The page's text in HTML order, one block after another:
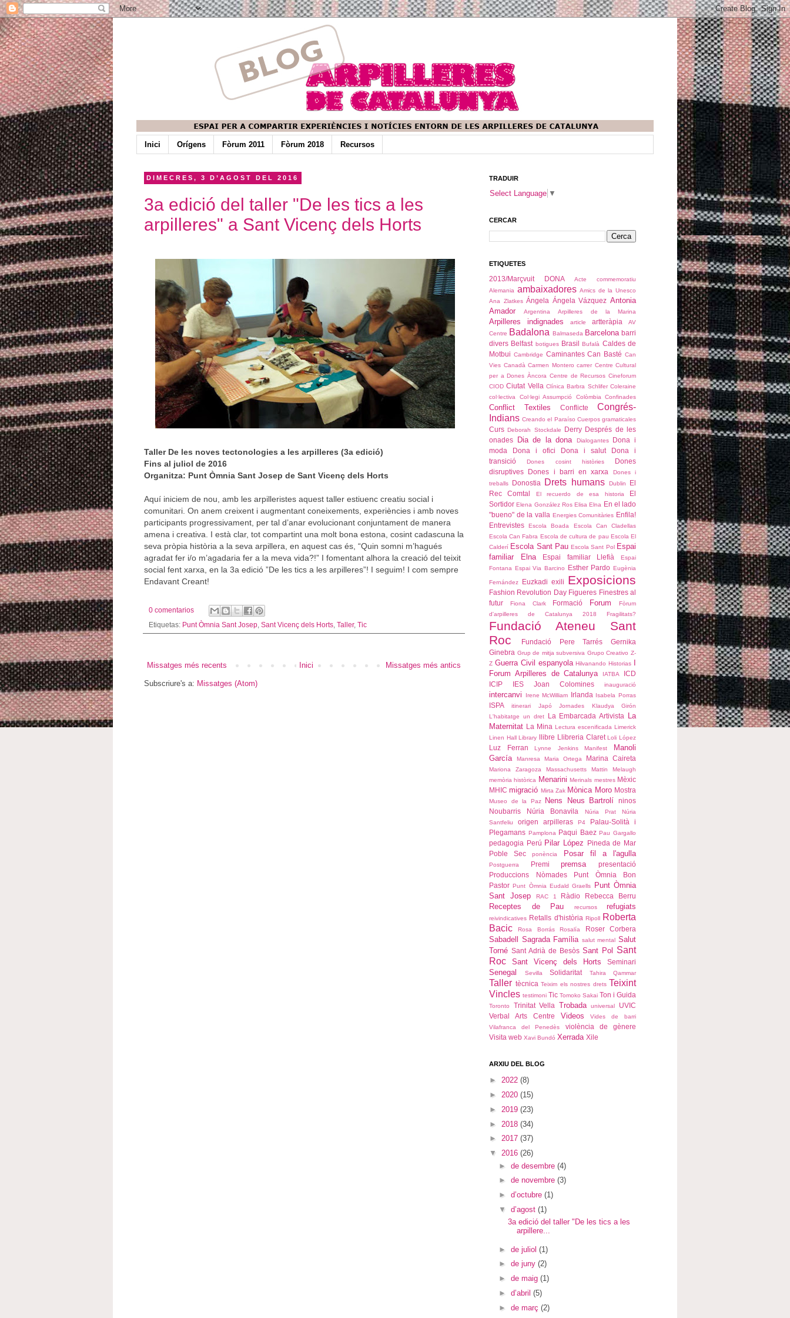
Inici Orígens Fòrum 2011 Fòrum 2018 Recursos
DIMECRES, 3 D’AGOST DEL 2016
3a edició del taller "De les tics a les
arpilleres" a Sant Vicenç dels Horts
Taller De les noves tectonologies a les arpilleres (3a edició)
Fins al juliol de 2016
Organitza: Punt Òmnia Sant Josep de Sant Vicenç dels Horts
Aquí iniciem de nou, amb les arpilleristes aquest taller estiuenc creatiu social i
comunitari. On anem creixent i augmentant coneixements, experiències i amb noves
participants progressivament, per tal d’anar evolucionant conjuntament de manera
amena i creativa. I està clar, tot compartint una molt bona estona, cosint cadascuna la
seva pròpia història a la seva arpillera, en aquest cas és, “Quin somni m’hagués
agradat fer i/o m’agadaria fer a la meva vida?!” I fomentant alhora la creació del teixit
social fent xarxa, en la 3a edició ”De les tics a les arpilleres”! I seguim! I com sempre
Endavant Creant!
0 comentarios
Etiquetas: Punt Òmnia Sant Josep Sant Vicenç dels Horts Taller, Tic
Missatges més recents Missatges més antics
Inici
Subscriure's a: Missatges (Atom)
TRADUIR
Select Language ▼
CERCAR
ETIQUETES
2013/Marçvuit DONA
Acte commemoratiu
Alemania ambaixadores Amics de la Unesco
Ana Zlatkes Ángela Ángela Vázquez Antonia
Amador
Argentina Arpilleres de la Marina
Arpilleres indignades article artteràpia
AV
Centre Badalona Balmaseda Barcelona barri
divers Belfast botigues Brasil Bufalà Caldes de
Motbui Cambridge Caminantes Can Basté Can
Vies Canadà Carmen Montero carrer Centre Cultural
per a Dones Àncora Centre de Recursos Cineforum
CIOD Ciutat Vella Clínica Barbra Schlifer Coleraine
col·lectiva
Col·legi Assumpció Colòmbia Confinades
Conflict Textiles Conflicte
Congrés-
Indians Creando el Paraíso Cuerpos gramaticales
Curs Deborah Stockdale Derry Després de les
onades
Dia de la dona Dialogantes
Dona i
moda
Dona i ofici Dona i salut
Dona i
transició
Dones cosint històries
Dones
disruptives
Dones i barri en xarxa
Dones i
treballs
Donostia Drets humans Dublin
El
Rec Comtal
El recuerdo de esa historia
El
Sortidor Elena González Ros Elisa Elna
En el lado
"bueno" de la valla Energies Comunitàries Enfila!
Entrevistes
Escola Boada
Escola Can Cladellas
Escola Can Fabra Escola de cultura de pau Escola El
Calderí Escola Sant Pau Escola Sant Pol Espai
familiar Elna
Espai familiar Llefià
Espai
Fontana Espai Via Barcino Esther Pardo Eugènia
Fernández Euzkadi exili Exposicions
Fashion Revolution Day Figueres Finestres al
futur
Fiona Clark Formació Forum
Fòrum
d'arpilleres de Catalunya 2018
Fragilitats?
Fundació Ateneu Sant
Roc
Fundació Pere Tarrés
Gernika
Ginebra Grup de mitja subversiva Grupo Creativo Z-
Z Guerra Civil espanyola Hilvanando Historias
Forum Arpilleres de Catalunya
IATBA
ICD
ICIP
IES Joan Colomines inauguració
intercanvi Irene McWilliam Irlanda Isabela Porras
ISPA itinerari Japó Jornades
Klaudya Girón
L'habitatge un dret
La Embarcada Artivista
La
Maternitat
La Mina Lectura escenificada Limerick
Linen Hall Library
llibre Llibreria Claret Loli López
Luz Ferran Lynne Jenkins Manifest
Manoli
García
Manresa Maria Ortega Marina Caireta
Mariona Zaragoza Massachusetts
Mattin Melaugh
memòria històrica
Menarini Merinals mestres Mèxic
MHIC migració Mirta Zak Mònica Moro Mostra
Museo de la Paz Nens Neus Bartrolí
ninos
Noubarris
Núria Bonavila Núria Prat
Núria
Santfeliu
origen arpilleras P4
Palau-Solità i
Plegamans Pamplona Paqui Baez Pau Gargallo
pedagogia Perú Pilar López
Pineda de Mar
Poble Sec
ponència Posar fil a l'agulla
Postguerra Premi premsa
presentació
Produccions Nòmades
Punt Òmnia Bon
Pastor Punt Òmnia Eudald Graells
Punt Òmnia
Sant Josep
RAC 1 Ràdio Rebecca Berru
Receptes de Pau recursos refugiats
reivindicatives Retalls d'història Ripoll Roberta
Bacic
Rosa Borrás Rosalía Roser Corbera
Sabadell Sagrada Família salut mental Salut
Torné Sant Adrià de Besòs Sant Pol
Sant
Roc
Sant Vicenç dels Horts Seminari
Senegal Sevilla Solidaritat Tahira Qammar
Taller tècnica Teixim els nostres drets Teixint
Vincles testimoni Tic Tomoko Sakai Ton i Guida
Toronto Trinitat Vella Trobada universal
UVIC
Verbal Arts Centre
Videos
Vides de barri
Vilafranca del Penedès
violència de gènere
Visita web Xavi Bundó Xerrada Xile
ARXIU DEL BLOG
► 2022 (8)
► 2020 (15)
► 2019 (23)
► 2018 (34)
► 2017 (37)
▼ 2016 (26)
► de desembre (4)
► de novembre (3)
► d’octubre (1)
▼ d’agost (1)
3a edició del taller "De les tics a les
arpillere...
► de juliol (1)
► de juny (2)
► de maig (1)
► d’abril (5)
► de març (2)